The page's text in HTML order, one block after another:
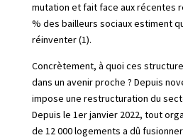
mutation et fait face aux récentes
% des bailleurs sociaux estiment
réinventer (1).
Concrètement, à quoi ces
dans un avenir proche ? Depuis
impose une restructuration du
Depuis le 1er janvier 2022, tout
de 12 000 logements a dû